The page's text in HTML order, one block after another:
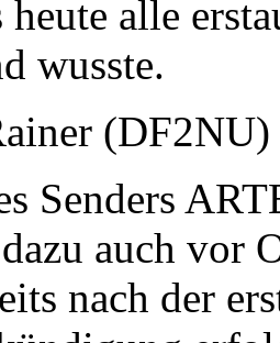
alle
wusste.
(DF2NU)
Senders
auch vor
nach der